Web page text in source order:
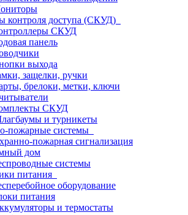
контроля доступа (СКУД)
СКУД
панель
выхода
защелки, ручки
брелоки, метки, ключи
СКУД
и турникеты
пожарные системы
пожарная сигнализация
дом
системы
питания
оборудование
питания
и термостаты